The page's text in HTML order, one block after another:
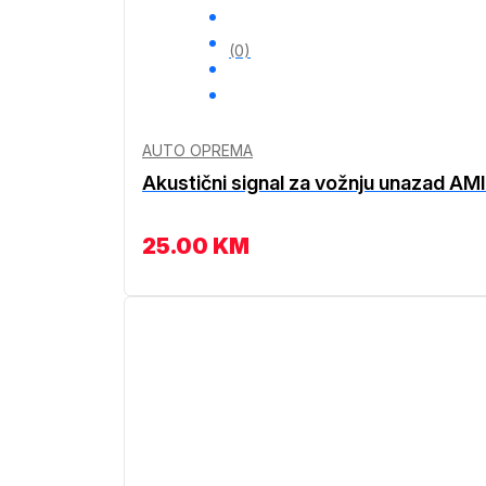
(0)
AUTO OPREMA
Akustični signal za vožnju unazad
25.00 KM